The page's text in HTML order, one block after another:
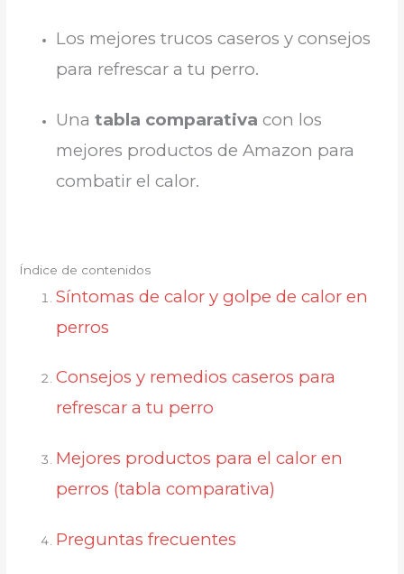
Los mejores trucos caseros y consejos
para refrescar a tu perro.
Unatabla comparativa con los
mejores productos de Amazon para
combatir el calor.
Índice de contenidos
Síntomas de calor y golpe de calor en
perros
Consejos y remedios caseros para
refrescar a tu perro
Mejores productos para el calor en
perros (tabla comparativa)
Preguntas frecuentes